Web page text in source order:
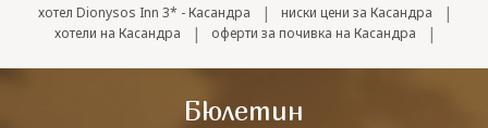
хотел Dionysos Inn 3* - Касандра | ниски цени за Касандра |
хотели на Касандра | оферти за почивка на Касандра |
Бюлетин